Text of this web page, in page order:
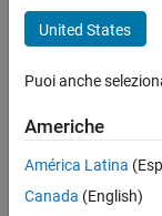
Last
oltre 5
Attivo
Followers:
United States
Puoi anche
Americhe
América Latina
Canada (English)